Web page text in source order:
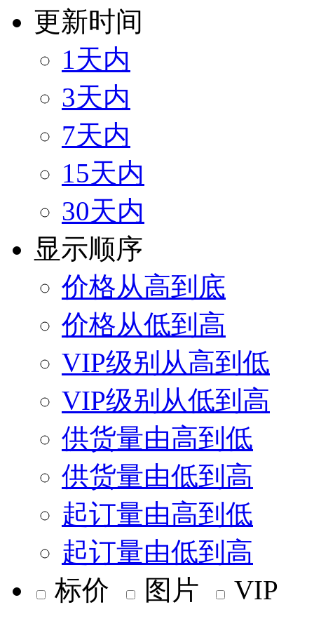
更新时间
1天内
3天内
7天内
15天内
30天内
显示顺序
价格从高到底
价格从低到高
VIP级别从高到低
VIP级别从低到高
供货量由高到低
供货量由低到高
起订量由高到低
起订量由低到高
标价
图片 VIP